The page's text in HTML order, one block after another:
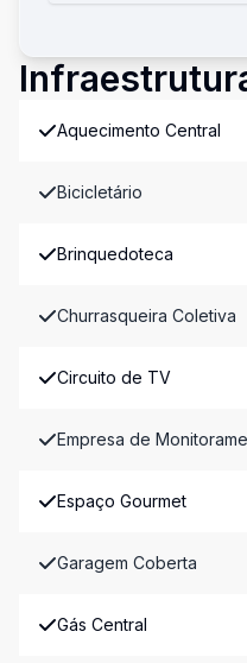
Aquecimento Central
Bicicletário
Brinquedoteca
Churrasqueira Coletiva
Circuito de TV
Empresa de
Espaço Gourmet
Garagem Coberta
Gás Central